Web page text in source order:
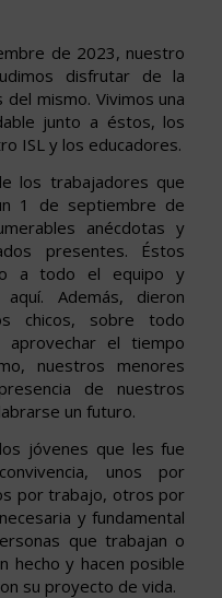
de 2023, nuestro
disfrutar de la
mismo. Vivimos una
junto a éstos, los
ISL y los educadores.
los trabajadores que
1 de septiembre de
anécdotas y
presentes. Éstos
a todo el equipo y
Además, dieron
chicos, sobre todo
aprovechar el tiempo
nuestros menores
de nuestros
un futuro.
jóvenes que les fue
unos por
por trabajo, otros por
y fundamental
que trabajan o
hecho y hacen posible
su proyecto de vida.